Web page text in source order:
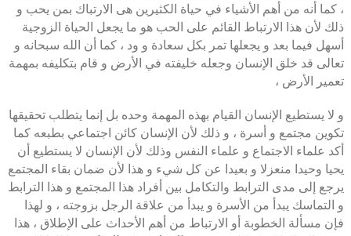
، كما أنه من أهم الأشياء في حياة الكثيرين هى الارتباك بمن يحب و
ذلك لأن هذا الارتباط القائم على الحب هو ما يجعل الحياة الزوجية
أسهل فيما بعد و يجعلها تمر بكل سعادة و ود ، كما أن الله سبحانه و
تعالى قد خلق الإنسان وجعله خليفته في الأرض و قام بتكليفه بمهمة
تعمير الأرض ،
و لا يستطيع الإنسان القيام بهذه المهمة وحده بل إنما يتطلب تحقيقها
تكوين مجتمع و أسرة ، و ذلك لأن الإنسان كائن اجتماعي بطبعه كما
أكد علماء الاجتماع و علماء النفس وذلك لأن الإنسان لا يستطيع أن
يحيا وحيدا منعزلا و بعيدا عن كل شيء و هذا لأن ضمان بقاء المجتمع
يرجع إلى مدى الترابط والتكامل بين أفراد هذا المجتمع و هذا الترابط
و التماسك يبدأ من الأسرة و يبدأ من علاقة الرجل بزوجته ، و لهذا
فإن مسألة الخطوبة أو الارتباط من أهم الأحداث على الإطلاق ، هذا